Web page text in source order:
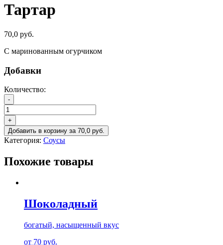
Тартар
70,0 руб.
С маринованным огурчиком
Добавки
Количество:
Количество
товара
Тартар
-
+
Добавить в корзину за 70,0 руб.
Категория: Соусы
Похожие товары
Шоколадный
богатый, насыщенный вкус
от 70 руб.